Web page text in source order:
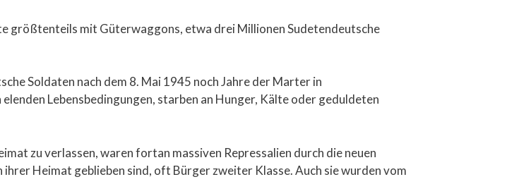
größtenteils mit Güterwaggons, etwa drei Millionen Sudetendeutsche
Soldaten nach dem 8. Mai 1945 noch Jahre der Marter in
Lebensbedingungen, starben an Hunger, Kälte oder geduldeten
zu verlassen, waren fortan massiven Repressalien durch die neuen
Heimat geblieben sind, oft Bürger zweiter Klasse. Auch sie wurden vom